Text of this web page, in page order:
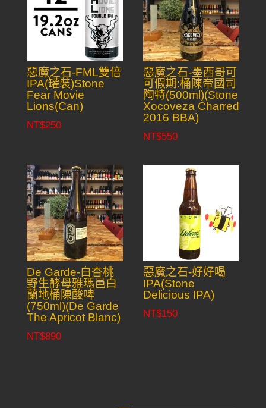
惡魔之石-FML雙倍
IPA(罐裝)Stone
Fear Movie
Lions(Can)
NT$250
惡魔之石-墨西哥可
可假期:桶陳帝國司
陶特(500ml)(Stone
Xocoveza Charred
2016 BBA)
NT$550
De Garde-白杏桃
野生酵母雅瑪邑白
蘭地桶陳酸啤
(750ml)(De Garde
The Apricot Blanc)
NT$890
惡魔之石-好好喝
IPA(Stone
Delicious IPA)
NT$150